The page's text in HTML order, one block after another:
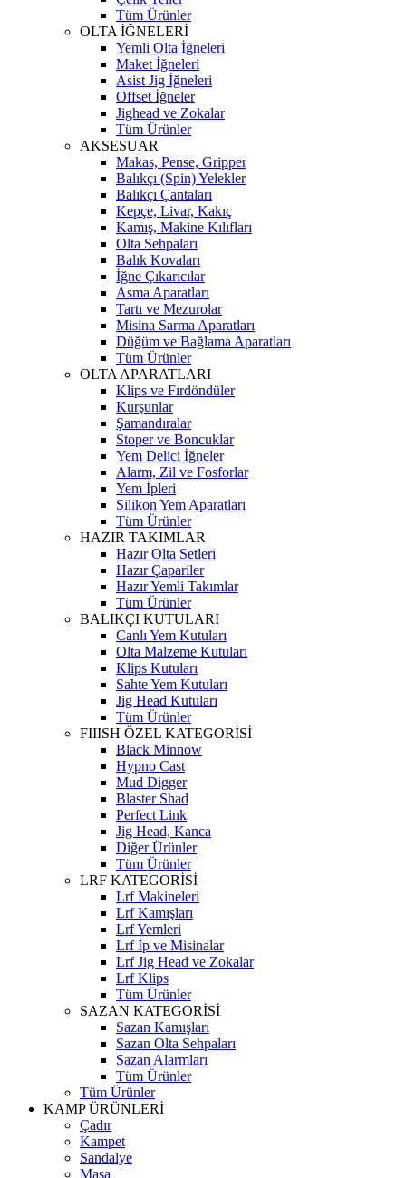
Tüm Ürünler
OLTA İĞNELERİ
Yemli Olta İğneleri
Maket İğneleri
Asist Jig İğneleri
Offset İğneler
Jighead ve Zokalar
Tüm Ürünler
AKSESUAR
Makas, Pense, Gripper
Balıkçı (Spin) Yelekler
Balıkçı Çantaları
Kepçe, Livar, Kakıç
Kamış, Makine Kılıfları
Olta Sehpaları
Balık Kovaları
İğne Çıkarıcılar
Asma Aparatları
Tartı ve Mezurolar
Misina Sarma Aparatları
Düğüm ve Bağlama Aparatları
Tüm Ürünler
OLTA APARATLARI
Klips ve Fırdöndüler
Kurşunlar
Şamandıralar
Stoper ve Boncuklar
Yem Delici İğneler
Alarm, Zil ve Fosforlar
Yem İpleri
Silikon Yem Aparatları
Tüm Ürünler
HAZIR TAKIMLAR
Hazır Olta Setleri
Hazır Çapariler
Hazır Yemli Takımlar
Tüm Ürünler
BALIKÇI KUTULARI
Canlı Yem Kutuları
Olta Malzeme Kutuları
Klips Kutuları
Sahte Yem Kutuları
Jig Head Kutuları
Tüm Ürünler
FIIISH ÖZEL KATEGORİSİ
Black Minnow
Hypno Cast
Mud Digger
Blaster Shad
Perfect Link
Jig Head, Kanca
Diğer Ürünler
Tüm Ürünler
LRF KATEGORİSİ
Lrf Makineleri
Lrf Kamışları
Lrf Yemleri
Lrf İp ve Misinalar
Lrf Jig Head ve Zokalar
Lrf Klips
Tüm Ürünler
SAZAN KATEGORİSİ
Sazan Kamışları
Sazan Olta Sehpaları
Sazan Alarmları
Tüm Ürünler
Tüm Ürünler
KAMP ÜRÜNLERİ
Çadır
Kampet
Sandalye
Masa